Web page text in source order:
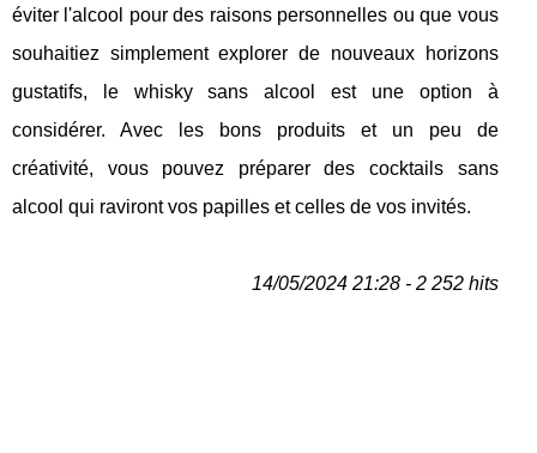
éviter l'alcool pour des raisons personnelles ou que vous
souhaitiez simplement explorer de nouveaux horizons
gustatifs, le whisky sans alcool est une option à
considérer. Avec les bons produits et un peu de
créativité, vous pouvez préparer des cocktails sans
alcool qui raviront vos papilles et celles de vos invités.
14/05/2024 21:28 - 2 252 hits